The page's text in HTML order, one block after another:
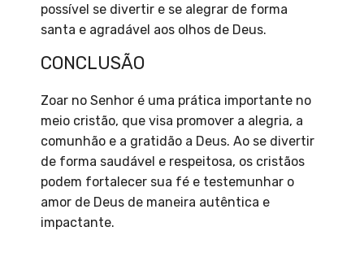
possível se divertir e se alegrar de forma
santa e agradável aos olhos de Deus.
CONCLUSÃO
Zoar no Senhor é uma prática importante no
meio cristão, que visa promover a alegria, a
comunhão e a gratidão a Deus. Ao se divertir
de forma saudável e respeitosa, os cristãos
podem fortalecer sua fé e testemunhar o
amor de Deus de maneira autêntica e
impactante.